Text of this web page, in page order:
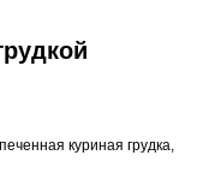
куриная грудка,